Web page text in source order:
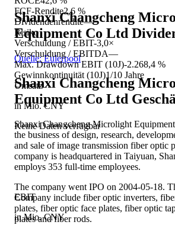
FCF-Rendite2,6 %
Dividendenrendite—
Risiko
Verschuldung / EBIT-3,0×
Verschuldung / EBITDA—
Max. Drawdown EBIT (10J)-2.268,4 %
Gewinnkontinuität (10J)1/10 Jahre
Umsatz
in Mio. CNY
Keine Daten verfügbar
EBIT
in Mio. CNY
Shanxi Changcheng
Equipment Co Ltd
Quelle: Eulerpool
Shanxi Changcheng
Equipment Co Ltd
Shanxi Changcheng Microlight
the business of design, research,
and sale of image transmission fiber optic
company is headquartered in Taiyuan,
employs 353 full-time employees.
The company went IPO on 2004-05-18.
Company include fiber optic inverters,
plates, fiber optic face plates, fiber optic
plates and fiber rods.